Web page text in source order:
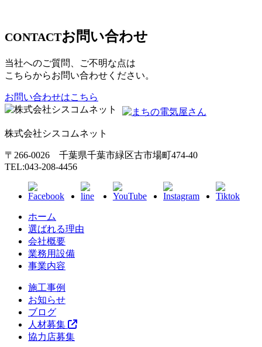
CONTACTお問い合わせ
当社へのご質問、ご不明な点は
こちらからお問い合わせください。
お問い合わせはこちら
株式会社シスコムネット
〒266-0026 千葉県千葉市緑区古市場町474-40
TEL:043-208-4456
ホーム
選ばれる理由
会社概要
業務用設備
事業内容
施工事例
お知らせ
ブログ
人材募集
協力店募集